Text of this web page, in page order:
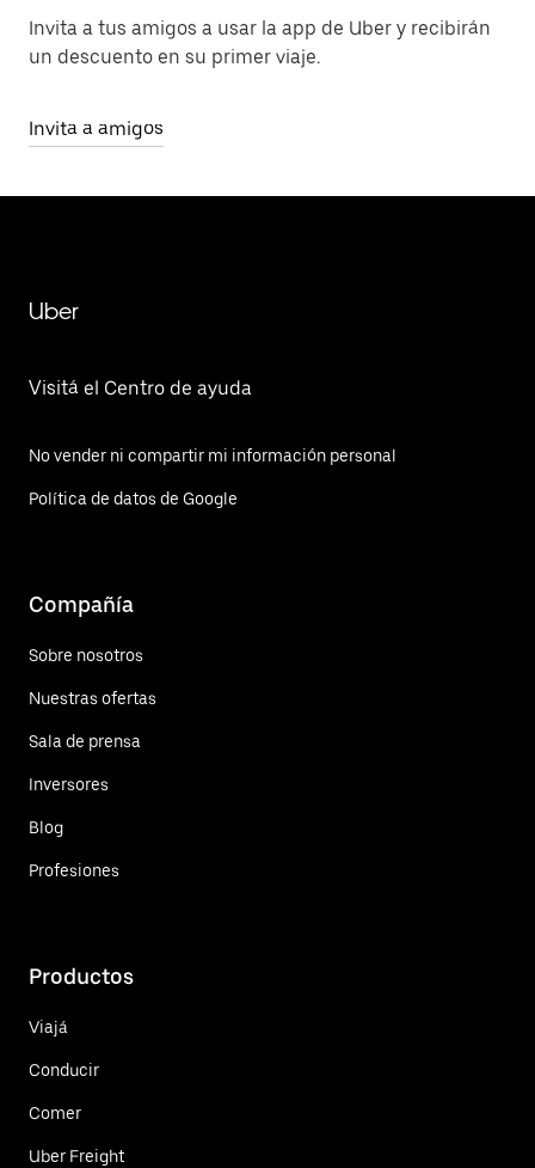
Invita a tus amigos a usar la app de Uber y recibirán
un descuento en su primer viaje.
Invita a amigos
Uber
Visitá el Centro de ayuda
No vender ni compartir mi información personal
Política de datos de Google
Compañía
Sobre nosotros
Nuestras ofertas
Sala de prensa
Inversores
Blog
Profesiones
Productos
Viajá
Conducir
Comer
Uber Freight